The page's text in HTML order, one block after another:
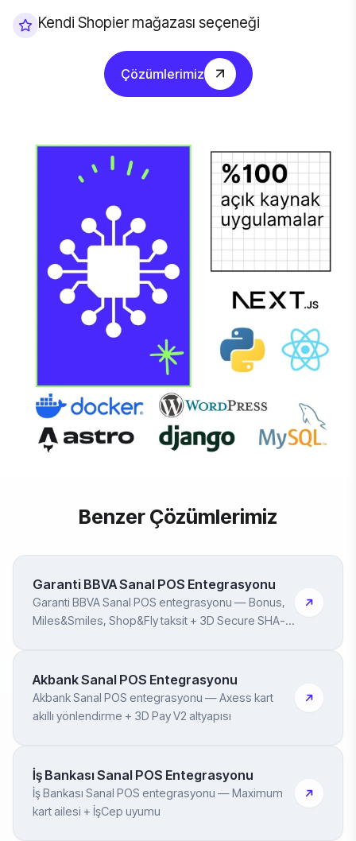
Kendi Shopier mağazası seçeneği
Çözümlerimiz
Benzer Çözümlerimiz
Garanti BBVA Sanal POS Entegrasyonu
Garanti BBVA Sanal POS entegrasyonu — Bonus,
Miles&Smiles, Shop&Fly taksit + 3D Secure SHA-
Akbank Sanal POS Entegrasyonu
Akbank Sanal POS entegrasyonu — Axess kart
akıllı yönlendirme + 3D Pay V2 altyapısı
İş Bankası Sanal POS Entegrasyonu
İş Bankası Sanal POS entegrasyonu — Maximum
kart ailesi + İşCep uyumu